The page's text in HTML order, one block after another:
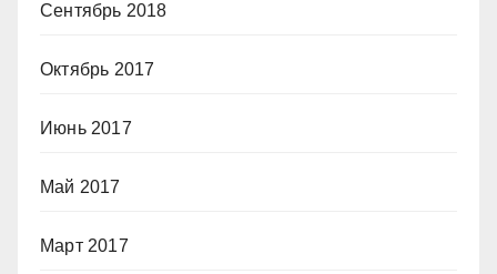
Сентябрь 2018
Октябрь 2017
Июнь 2017
Май 2017
Март 2017